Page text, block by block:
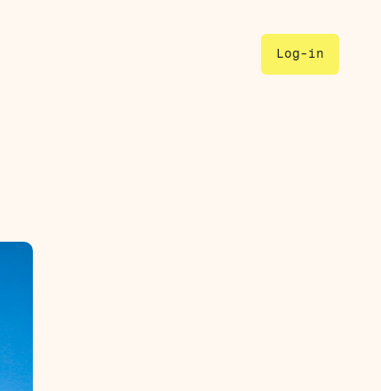
Log-in